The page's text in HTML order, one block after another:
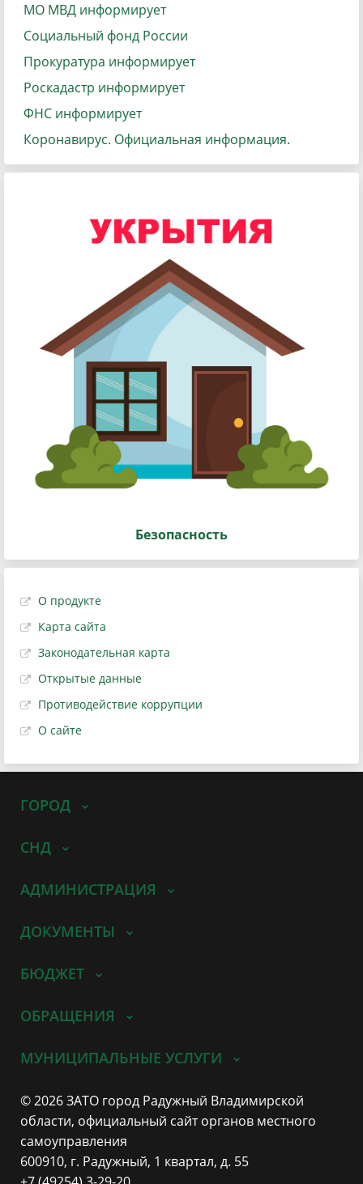
МО МВД информирует
Социальный фонд России
Прокуратура информирует
Роскадастр информирует
ФНС информирует
Коронавирус. Официальная информация.
Безопасность
О продукте
Карта сайта
Законодательная карта
Открытые данные
Противодействие коррупции
О сайте
ГОРОД
СНД
АДМИНИСТРАЦИЯ
ДОКУМЕНТЫ
БЮДЖЕТ
ОБРАЩЕНИЯ
МУНИЦИПАЛЬНЫЕ УСЛУГИ
© 2026 ЗАТО город Радужный Владимирской
области, официальный сайт органов местного
самоуправления
600910, г. Радужный, 1 квартал, д. 55